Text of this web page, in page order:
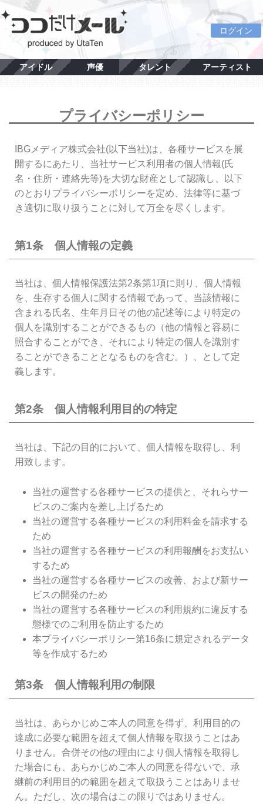
ログイン
アイドル 声優 タレント アーティスト
プライバシーポリシー
IBGメディア株式会社(以下当社)は、各種サービスを展
開するにあたり、当社サービス利用者の個人情報(氏
名・住所・連絡先等)を大切な財産として認識し、以下
のとおりプライバシーポリシーを定め、法律等に基づ
き適切に取り扱うことに対して万全を尽くします。
第1条 個人情報の定義
当社は、個人情報保護法第2条第1項に則り、個人情報
を、生存する個人に関する情報であって、当該情報に
含まれる氏名、生年月日その他の記述等により特定の
個人を識別することができるもの（他の情報と容易に
照合することができ、それにより特定の個人を識別す
ることができることとなるものを含む。）、として定
義します。
第2条 個人情報利用目的の特定
当社は、下記の目的において、個人情報を取得し、利
用致します。
当社の運営する各種サービスの提供と、それらサー
ビスのご案内を差し上げるため
当社の運営する各種サービスの利用料金を請求する
ため
当社の運営する各種サービスの利用報酬をお支払い
するため
当社の運営する各種サービスの改善、および新サー
ビスの開発のため
当社の運営する各種サービスの利用規約に違反する
態様でのご利用を防止するため
本プライバシーポリシー第16条に規定されるデータ
等を作成するため
第3条 個人情報利用の制限
当社は、あらかじめご本人の同意を得ず、利用目的の
達成に必要な範囲を超えて個人情報を取扱うことはあ
りません。合併その他の理由により個人情報を取得し
た場合にも、あらかじめご本人の同意を得ないで、承
継前の利用目的の範囲を超えて取扱うことはありませ
ん。ただし、次の場合はこの限りではありません。